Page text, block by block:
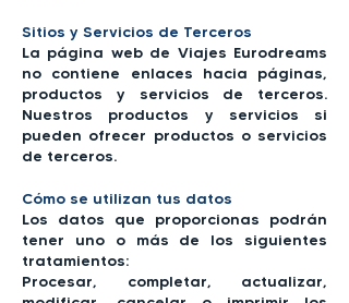
Sitios y Servicios de Terceros
La página web de Viajes Eurodreams
no contiene enlaces hacia páginas,
productos y servicios de terceros.
Nuestros productos y servicios si
pueden ofrecer productos o servicios
de terceros.
Cómo se utilizan tus datos
Los datos que proporcionas podrán
tener uno o más de los siguientes
tratamientos:
Procesar, completar, actualizar,